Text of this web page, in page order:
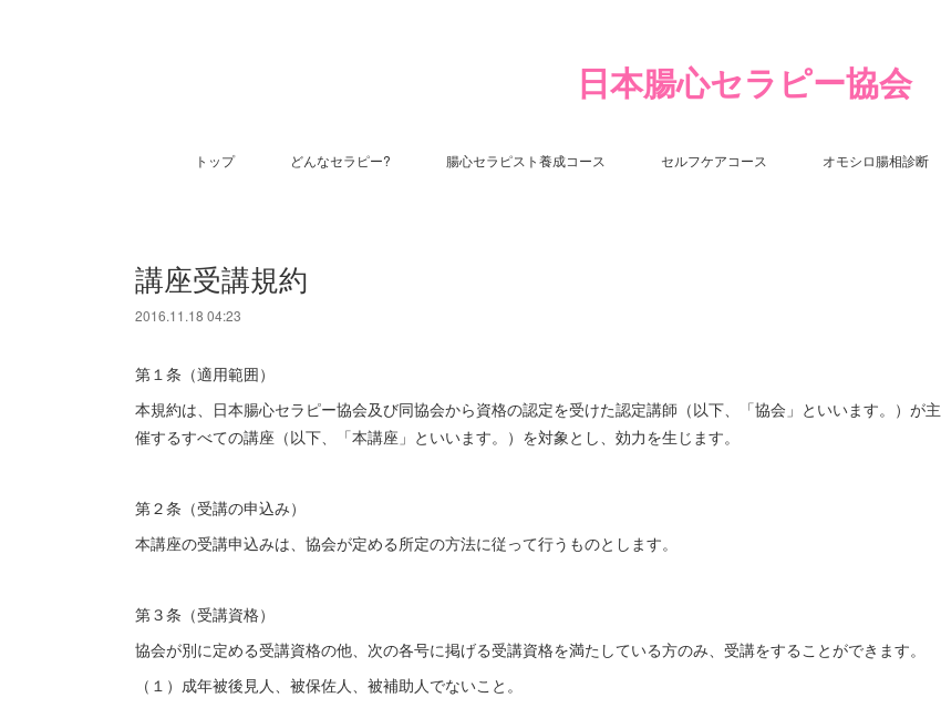
日本腸心セラピー協会
トップ どんなセラピー? 腸心セラピスト養成コース セルフケアコース オモシロ腸相診断
講座受講規約
2016.11.18 04:23
第１条（適用範囲）
本規約は、日本腸心セラピー協会及び同協会から資格の認定を受けた認定講師（以下、「協会」といいます。）が主
催するすべての講座（以下、「本講座」といいます。）を対象とし、効力を生じます。
第２条（受講の申込み）
本講座の受講申込みは、協会が定める所定の方法に従って行うものとします。
第３条（受講資格）
協会が別に定める受講資格の他、次の各号に掲げる受講資格を満たしている方のみ、受講をすることができます。
（１）成年被後見人、被保佐人、被補助人でないこと。